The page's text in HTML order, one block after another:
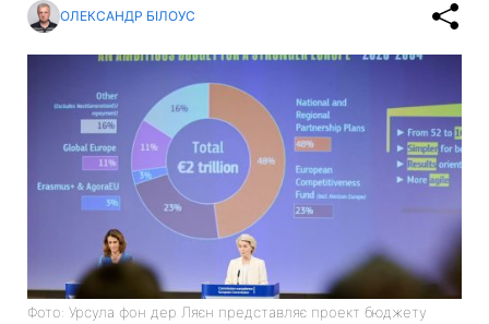
ОЛЕКСАНДР БІЛОУС
Фото: Урсула фон дер Ляєн представляє проект бюджету